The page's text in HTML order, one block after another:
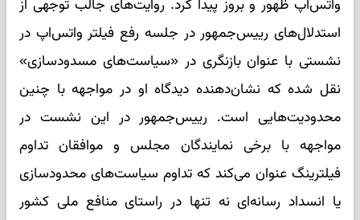
واتس‌اپ ظهور و بروز پیدا کرد. روایت‌های جالب توجهی از
استدلال‌های رییس‌جمهور در جلسه رفع فیلتر واتس‌اپ در
نشستی با عنوان بازنگری در «سیاست‌های مسدودسازی»
نقل شده که نشان‌دهنده دیدگاه او در مواجهه با چنین
محدودیت‌هایی است. رییس‌جمهور در این نشست در
مواجهه با برخی نمایندگان مجلس و موافقان تداوم
فیلترینگ عنوان می‌کند که تداوم سیاست‌های محدودسازی
یا انسداد رسانه‌ای نه تنها در راستای منافع ملی کشور